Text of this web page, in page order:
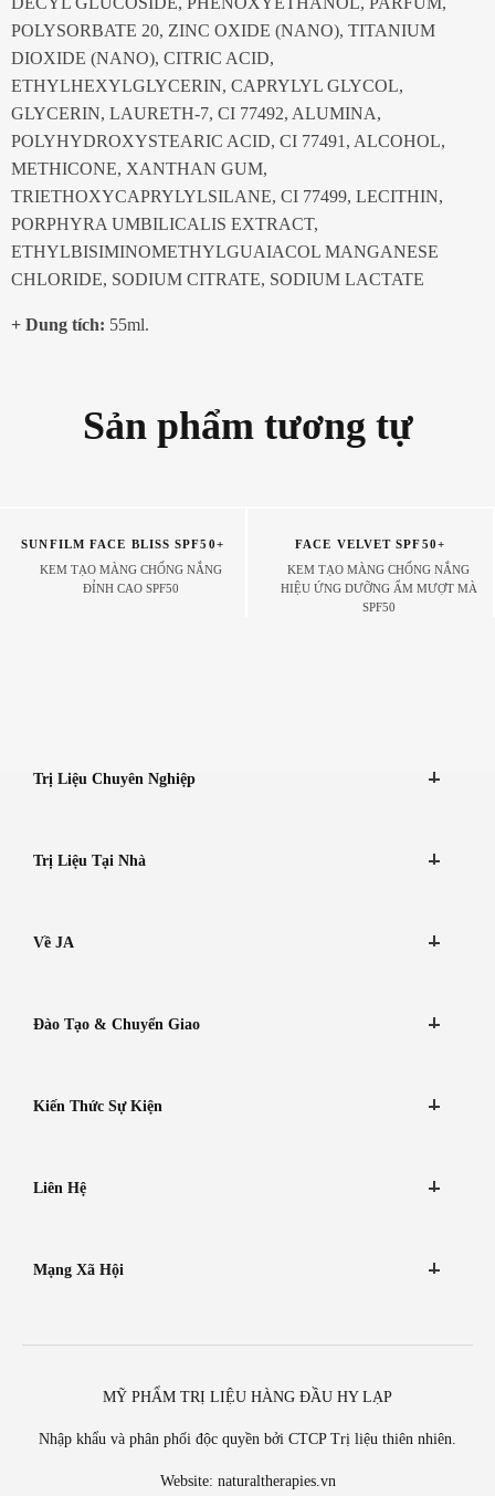
POLYSORBATE 20, ZINC OXIDE (NANO), TITANIUM
DIOXIDE (NANO), CITRIC ACID,
ETHYLHEXYLGLYCERIN, CAPRYLYL GLYCOL,
GLYCERIN, LAURETH-7, CI 77492, ALUMINA,
POLYHYDROXYSTEARIC ACID, CI 77491, ALCOHOL,
METHICONE, XANTHAN GUM,
TRIETHOXYCAPRYLYLSILANE, CI 77499, LECITHIN,
PORPHYRA UMBILICALIS EXTRACT,
ETHYLBISIMINOMETHYLGUAIACOL MANGANESE
CHLORIDE, SODIUM CITRATE, SODIUM LACTATE
+ Dung tích: 55ml.
Sản phẩm tương tự
SUNFILM FACE BLISS SPF50+
KEM TẠO MÀNG CHỐNG NẮNG
ĐỈNH CAO SPF50
FACE VELVET SPF50+
KEM TẠO MÀNG CHỐNG NẮNG
HIỆU ỨNG DƯỠNG ẨM MƯỢT MÀ
SPF50
Trị Liệu Chuyên Nghiệp
Trị Liệu Tại Nhà
Về JA
Đào Tạo & Chuyển Giao
Kiến Thức Sự Kiện
Liên Hệ
Mạng Xã Hội
MỸ PHẨM TRỊ LIỆU HÀNG ĐẦU HY LẠP
Nhập khẩu và phân phối độc quyền bởi CTCP Trị liệu thiên nhiên.
Website: naturaltherapies.vn